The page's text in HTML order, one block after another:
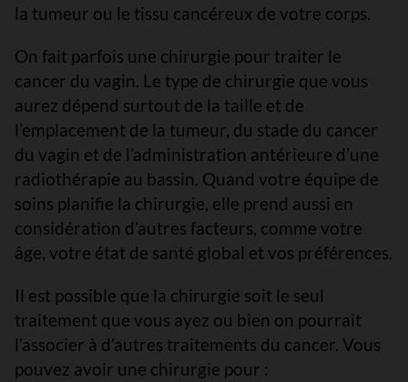
la tumeur ou le tissu cancéreux de votre corps.
On fait parfois une chirurgie pour traiter le
cancer du vagin. Le type de chirurgie que vous
aurez dépend surtout de la taille et de
l’emplacement de la tumeur, du stade du cancer
du vagin et de l’administration antérieure d’une
radiothérapie au bassin. Quand votre équipe de
soins planifie la chirurgie, elle prend aussi en
considération d’autres facteurs, comme votre
âge, votre état de santé global et vos préférences.
Il est possible que la chirurgie soit le seul
traitement que vous ayez ou bien on pourrait
l’associer à d’autres traitements du cancer. Vous
pouvez avoir une chirurgie pour :